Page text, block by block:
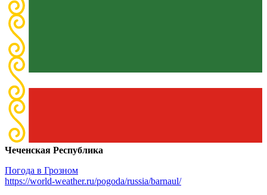
Чеченская Республика
Погода в Грозном
https://world-weather.ru/pogoda/russia/barnaul/